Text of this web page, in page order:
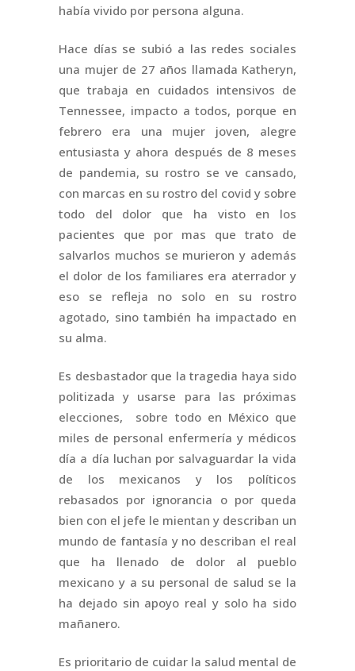
había vivido por persona alguna.
Hace días se subió a las redes sociales
una mujer de 27 años llamada Katheryn,
que trabaja en cuidados intensivos de
Tennessee, impacto a todos, porque en
febrero era una mujer joven, alegre
entusiasta y ahora después de 8 meses
de pandemia, su rostro se ve cansado,
con marcas en su rostro del covid y sobre
todo del dolor que ha visto en los
pacientes que por mas que trato de
salvarlos muchos se murieron y además
el dolor de los familiares era aterrador y
eso se refleja no solo en su rostro
agotado, sino también ha impactado en
su alma.
Es desbastador que la tragedia haya sido
politizada y usarse para las próximas
elecciones, sobre todo en México que
miles de personal enfermería y médicos
día a día luchan por salvaguardar la vida
de los mexicanos y los políticos
rebasados por ignorancia o por queda
bien con el jefe le mientan y describan un
mundo de fantasía y no describan el real
que ha llenado de dolor al pueblo
mexicano y a su personal de salud se la
ha dejado sin apoyo real y solo ha sido
mañanero.
Es prioritario de cuidar la salud mental de